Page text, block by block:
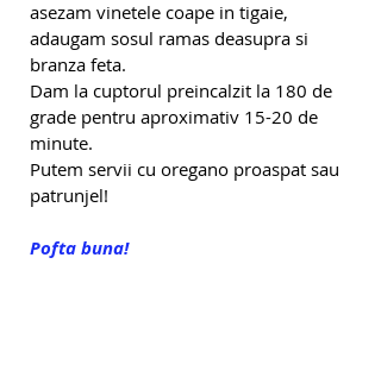
asezam vinetele coape in tigaie,
adaugam sosul ramas deasupra si
branza feta.
Dam la cuptorul preincalzit la 180 de
grade pentru aproximativ 15-20 de
minute.
Putem servii cu oregano proaspat sau
patrunjel!
Pofta buna!